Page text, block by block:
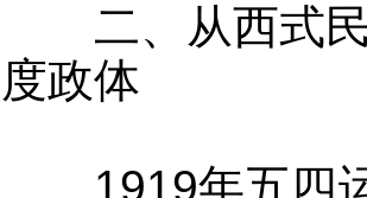
二、从西式民
度政体
1919年五四运